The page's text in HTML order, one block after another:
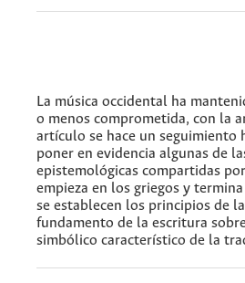
La música occidental ha
o menos comprometida, con la
artículo se hace un
poner en evidencia algunas de
epistemológicas compartidas
empieza en los griegos y
se establecen los principios de
fundamento de la escritura
simbólico característico de la